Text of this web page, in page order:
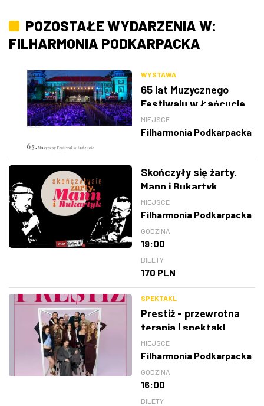
POZOSTAŁE WYDARZENIA W:
FILHARMONIA PODKARPACKA
WYSTAWA
65 lat Muzycznego
Festiwalu w Łańcucie
MIEJSCE
Filharmonia Podkarpacka
Skończyły się żarty.
Mann i Bukartyk
MIEJSCE
Filharmonia Podkarpacka
GODZINA
19:00
BILETY
170 PLN
SPEKTAKL
Prestiż - przewrotna
terapia | spektakl
MIEJSCE
Filharmonia Podkarpacka
GODZINA
16:00
BILETY